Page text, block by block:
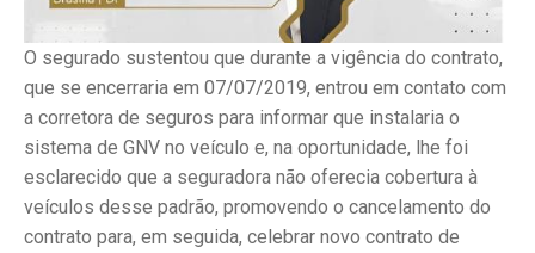
O segurado sustentou que durante a vigência do contrato,
que se encerraria em 07/07/2019, entrou em contato com
a corretora de seguros para informar que instalaria o
sistema de GNV no veículo e, na oportunidade, lhe foi
esclarecido que a seguradora não oferecia cobertura à
veículos desse padrão, promovendo o cancelamento do
contrato para, em seguida, celebrar novo contrato de